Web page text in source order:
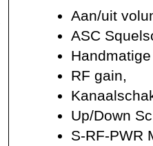
Aan/uit
ASC
RF gain,
Up/Down
S-RF-PWR